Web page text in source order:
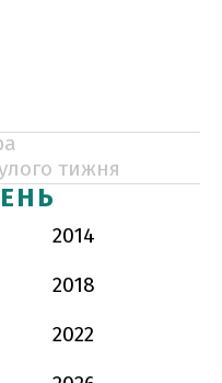
тижня
2014
2018
2022